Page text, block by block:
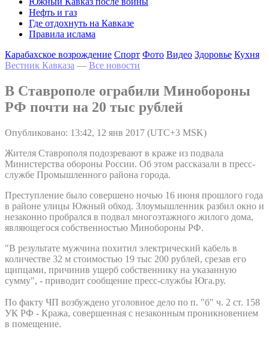
Нефть и газ
Где отдохнуть на Кавказе
Правила ислама
Карабахское возрождение Спорт Фото Видео Здоровье Кухня
Вестник Кавказа — Все новости
В Ставрополе ограбили Минобороны
РФ почти на 20 тыс рублей
Опубликовано: 13:42, 12 янв 2017 (UTC+3 MSK)
Жителя Ставрополя подозревают в краже из подвала
Министерства обороны России. Об этом рассказали в пресс-
службе Промышленного района города.
Преступление было совершено ночью 16 июня прошлого года
в районе улицы Южный обход. Злоумышленник разбил окно и
незаконно пробрался в подвал многоэтажного жилого дома,
являющегося собственностью Минобороны РФ.
"В результате мужчина похитил электрический кабель в
количестве 32 м стоимостью 19 тыс 200 рублей, срезав его
щипцами, причинив ущерб собственнику на указанную
сумму", - приводит сообщение пресс-службы Юга.ру.
По факту ЧП возбуждено уголовное дело по п. "б" ч. 2 ст. 158
УК РФ - Кража, совершенная с незаконным проникновением
в помещение.